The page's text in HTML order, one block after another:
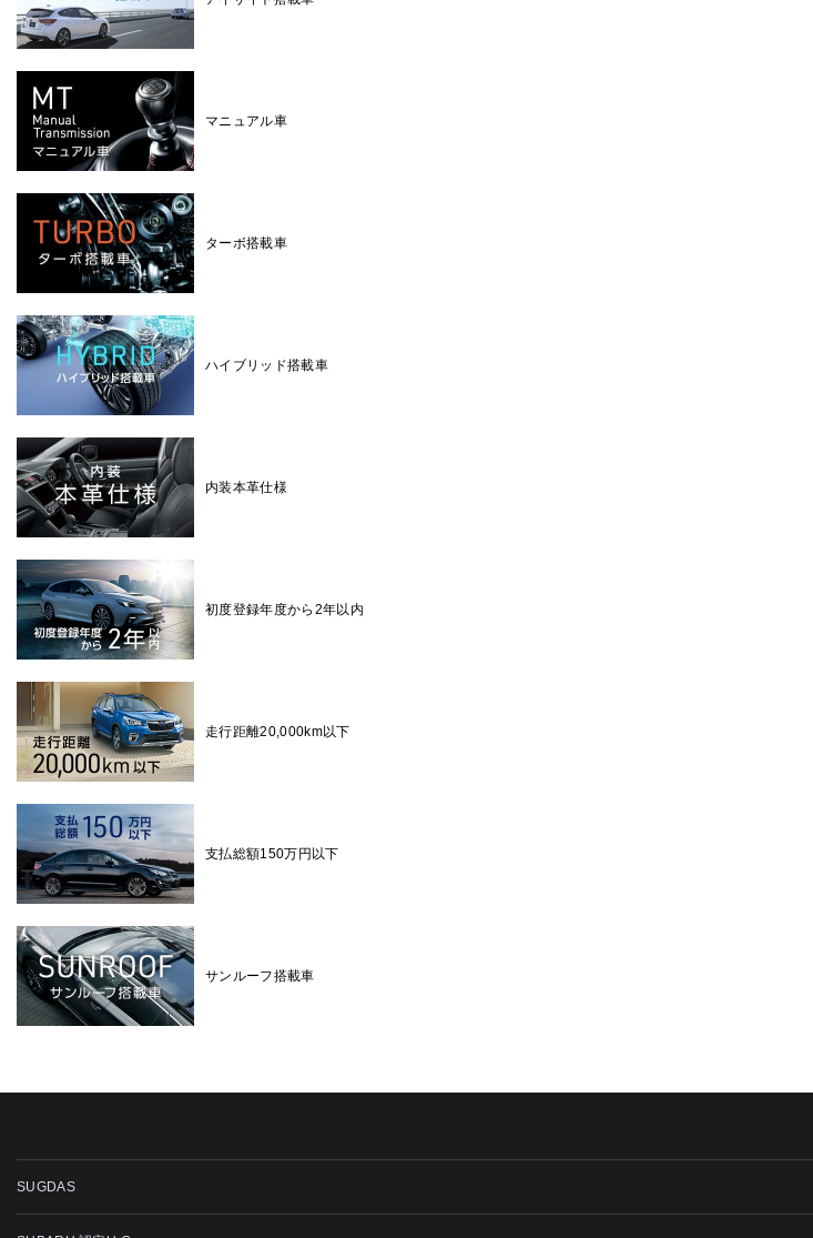
マニュアル車
ターボ搭載車
ハイブリッド搭載車
内装本革仕様
初度登録年度から2年以内
走行距離20,000km以下
支払総額150万円以下
サンルーフ搭載車
SUGDAS